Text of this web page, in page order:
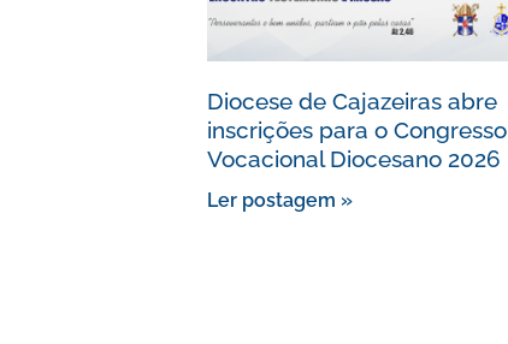
Diocese de Cajazeiras abre
inscrições para o Congresso
Vocacional Diocesano 2026
Ler postagem »